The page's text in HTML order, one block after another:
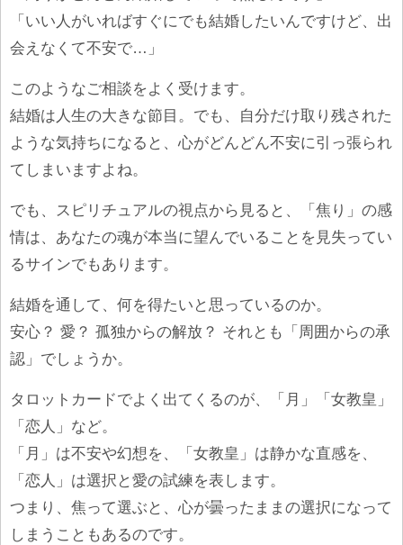
「いい人がいればすぐにでも結婚したいんですけど、出
会えなくて不安で…」
このようなご相談をよく受けます。
結婚は人生の大きな節目。でも、自分だけ取り残された
ような気持ちになると、心がどんどん不安に引っ張られ
てしまいますよね。
でも、スピリチュアルの視点から見ると、「焦り」の感
情は、あなたの魂が本当に望んでいることを見失ってい
るサインでもあります。
結婚を通して、何を得たいと思っているのか。
安心？ 愛？ 孤独からの解放？ それとも「周囲からの承
認」でしょうか。
タロットカードでよく出てくるのが、「月」「女教皇」
「恋人」など。
「月」は不安や幻想を、「女教皇」は静かな直感を、
「恋人」は選択と愛の試練を表します。
つまり、焦って選ぶと、心が曇ったままの選択になって
しまうこともあるのです。